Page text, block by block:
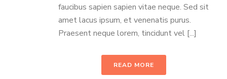
faucibus sapien sapien vitae neque. Sed sit
amet lacus ipsum, et venenatis purus.
Praesent neque lorem, tincidunt vel [...]
READ MORE